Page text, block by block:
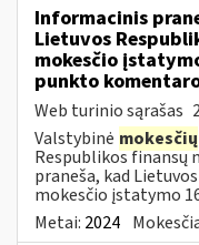
Informacinis
Lietuvos
mokesčio
punkto
Web turinio sąrašas
Valstybinė mokesčių
Respublikos finansų
praneša, kad
mokesčio įstatymo
Metai: 2024